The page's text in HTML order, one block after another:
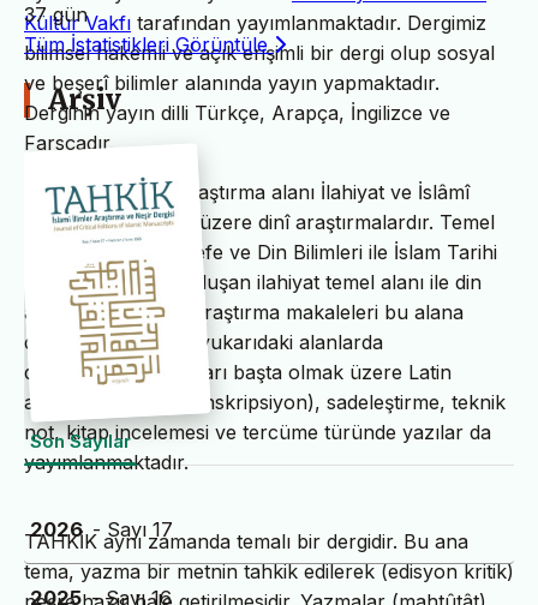
Kültür Vakfı tarafından yayımlanmaktadır. Dergimiz
bilimsel hakemli ve açık erişimli bir dergi olup sosyal
ve beşerî bilimler alanında yayın yapmaktadır.
Derginin yayın dilli Türkçe, Arapça, İngilizce ve
Farsçadır.
TAHKİK’in temel araştırma alanı İlahiyat ve İslâmî
ilimler başta olmak üzere dinî araştırmalardır. Temel
İslam Bilimleri, Felsefe ve Din Bilimleri ile İslam Tarihi
ve Sanatları’ndan oluşan ilahiyat temel alanı ile din
alanındaki bilimsel araştırma makaleleri bu alana
dâhildir. TAHKİK’te yukarıdaki alanlarda
değerlendirme yazıları başta olmak üzere Latin
alfabesine nakil (transkripsiyon), sadeleştirme, teknik
not, kitap incelemesi ve tercüme türünde yazılar da
yayımlanmaktadır.
TAHKİK aynı zamanda temalı bir dergidir. Bu ana
tema, yazma bir metnin tahkik edilerek (edisyon kritik)
37 gün
Tüm İstatistikleri Görüntüle
Arşiv
Son Sayılar
2026 - Sayı 17
2025 - Sayı 16